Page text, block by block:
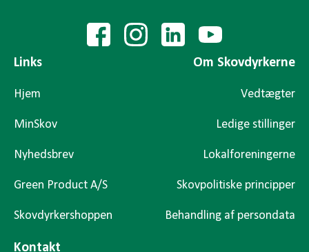
Links
Hjem
MinSkov
Nyhedsbrev
Green Product A/S
Skovdyrkershoppen
Om Skovdyrkerne
Vedtægter
Ledige stillinger
Lokalforeningerne
Skovpolitiske principper
Behandling af persondata
Kontakt